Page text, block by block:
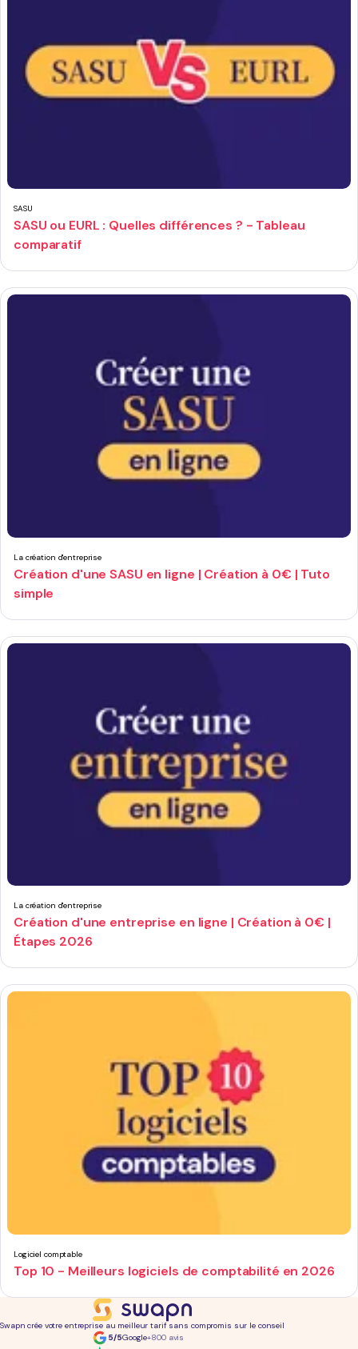
SASU
SASU ou EURL : Quelles différences ? - Tableau
comparatif
La création d'entreprise
Création d'une SASU en ligne | Création à 0€ | Tuto
simple
La création d'entreprise
Création d'une entreprise en ligne | Création à 0€ |
Étapes 2026
Logiciel comptable
Top 10 - Meilleurs logiciels de comptabilité en 2026
Swapn crée votre entreprise au meilleur tarif sans compromis sur le conseil
5/5Google+800 avis